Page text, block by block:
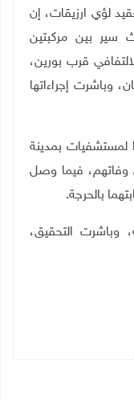
لؤي ارزيقات، إن
سير بين مركبتين
قرب بورين،
وباشرت إجراءاتها
وصلوا لمستشفيات بمدينة
وفاتهم، فيما وصل
بالحرجة.
وباشرت التحقيق،